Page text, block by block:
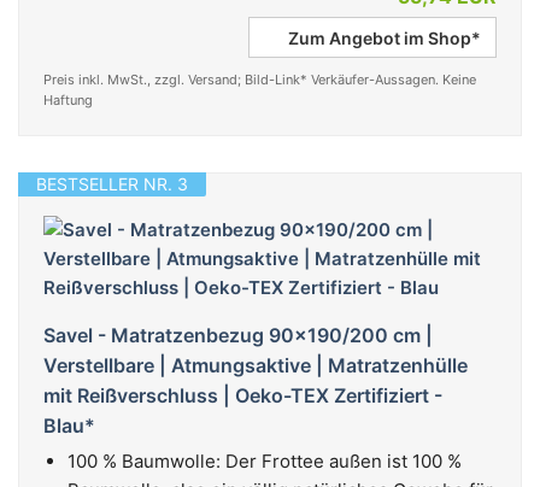
Zum Angebot im Shop*
Preis inkl. MwSt., zzgl. Versand; Bild-Link* Verkäufer-Aussagen. Keine
Haftung
BESTSELLER NR. 3
Savel - Matratzenbezug 90x190/200 cm |
Verstellbare | Atmungsaktive | Matratzenhülle
mit Reißverschluss | Oeko-TEX Zertifiziert -
Blau*
100 % Baumwolle: Der Frottee außen ist 100 %